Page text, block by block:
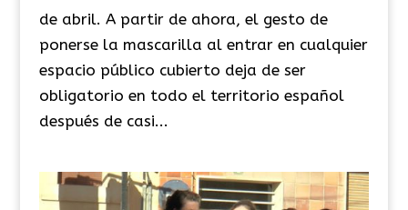
de abril. A partir de ahora, el gesto de
ponerse la mascarilla al entrar en cualquier
espacio público cubierto deja de ser
obligatorio en todo el territorio español
después de casi...